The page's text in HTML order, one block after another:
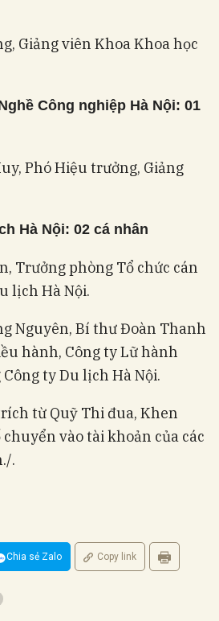
Giảng viên Khoa Khoa học
Công nghiệp Hà Nội: 01
Phó Hiệu trưởng, Giảng
Hà Nội: 02 cá nhân
Trưởng phòng Tổ chức cán
lịch Hà Nội.
Nguyên, Bí thư Đoàn Thanh
hành, Công ty Lữ hành
ty Du lịch Hà Nội.
từ Quỹ Thi đua, Khen
vào tài khoản của các
.
Chia sẻ Zalo Copy link